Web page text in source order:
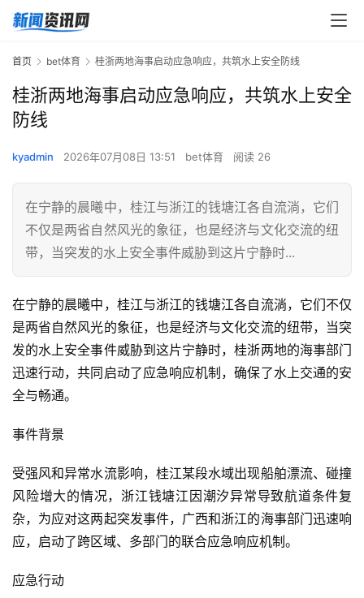
首页 bet体育 桂浙两地海事启动应急响应，共筑水上安全防线
桂浙两地海事启动应急响应，共筑水上安全
防线
kyadmin 2026年07月08日 13:51 bet体育 阅读 26
在宁静的晨曦中，桂江与浙江的钱塘江各自流淌，它们
不仅是两省自然风光的象征，也是经济与文化交流的纽
带，当突发的水上安全事件威胁到这片宁静时...
在宁静的晨曦中，桂江与浙江的钱塘江各自流淌，它们不仅
是两省自然风光的象征，也是经济与文化交流的纽带，当突
发的水上安全事件威胁到这片宁静时，桂浙两地的海事部门
迅速行动，共同启动了应急响应机制，确保了水上交通的安
全与畅通。
事件背景
受强风和异常水流影响，桂江某段水域出现船舶漂流、碰撞
风险增大的情况，浙江钱塘江因潮汐异常导致航道条件复
杂，为应对这两起突发事件，广西和浙江的海事部门迅速响
应，启动了跨区域、多部门的联合应急响应机制。
应急行动